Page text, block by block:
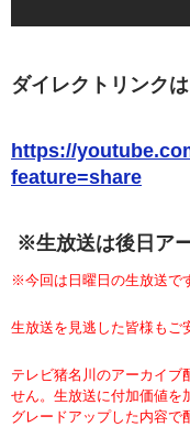
ダイレクトリンク
https://
feature=share
※生放送は後日ア
※今回は日曜日の生放送で
生放送を見逃した皆様もご
テレビ猪名川のアーカイブ
せん。生放送に付加価値を
グレードアップした内容で